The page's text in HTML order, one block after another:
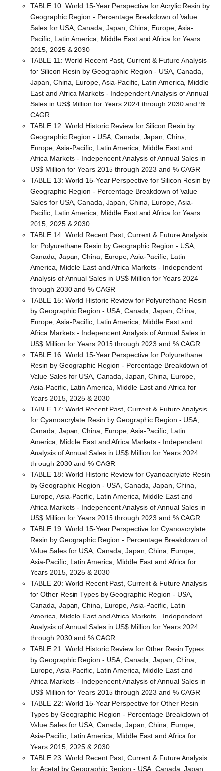
TABLE 10: World 15-Year Perspective for Acrylic Resin by
Geographic Region - Percentage Breakdown of Value
Sales for USA, Canada, Japan, China, Europe, Asia-
Pacific, Latin America, Middle East and Africa for Years
2015, 2025 & 2030
TABLE 11: World Recent Past, Current & Future Analysis
for Silicon Resin by Geographic Region - USA, Canada,
Japan, China, Europe, Asia-Pacific, Latin America, Middle
East and Africa Markets - Independent Analysis of Annual
Sales in US$ Million for Years 2024 through 2030 and %
CAGR
TABLE 12: World Historic Review for Silicon Resin by
Geographic Region - USA, Canada, Japan, China,
Europe, Asia-Pacific, Latin America, Middle East and
Africa Markets - Independent Analysis of Annual Sales in
US$ Million for Years 2015 through 2023 and % CAGR
TABLE 13: World 15-Year Perspective for Silicon Resin by
Geographic Region - Percentage Breakdown of Value
Sales for USA, Canada, Japan, China, Europe, Asia-
Pacific, Latin America, Middle East and Africa for Years
2015, 2025 & 2030
TABLE 14: World Recent Past, Current & Future Analysis
for Polyurethane Resin by Geographic Region - USA,
Canada, Japan, China, Europe, Asia-Pacific, Latin
America, Middle East and Africa Markets - Independent
Analysis of Annual Sales in US$ Million for Years 2024
through 2030 and % CAGR
TABLE 15: World Historic Review for Polyurethane Resin
by Geographic Region - USA, Canada, Japan, China,
Europe, Asia-Pacific, Latin America, Middle East and
Africa Markets - Independent Analysis of Annual Sales in
US$ Million for Years 2015 through 2023 and % CAGR
TABLE 16: World 15-Year Perspective for Polyurethane
Resin by Geographic Region - Percentage Breakdown of
Value Sales for USA, Canada, Japan, China, Europe,
Asia-Pacific, Latin America, Middle East and Africa for
Years 2015, 2025 & 2030
TABLE 17: World Recent Past, Current & Future Analysis
for Cyanoacrylate Resin by Geographic Region - USA,
Canada, Japan, China, Europe, Asia-Pacific, Latin
America, Middle East and Africa Markets - Independent
Analysis of Annual Sales in US$ Million for Years 2024
through 2030 and % CAGR
TABLE 18: World Historic Review for Cyanoacrylate Resin
by Geographic Region - USA, Canada, Japan, China,
Europe, Asia-Pacific, Latin America, Middle East and
Africa Markets - Independent Analysis of Annual Sales in
US$ Million for Years 2015 through 2023 and % CAGR
TABLE 19: World 15-Year Perspective for Cyanoacrylate
Resin by Geographic Region - Percentage Breakdown of
Value Sales for USA, Canada, Japan, China, Europe,
Asia-Pacific, Latin America, Middle East and Africa for
Years 2015, 2025 & 2030
TABLE 20: World Recent Past, Current & Future Analysis
for Other Resin Types by Geographic Region - USA,
Canada, Japan, China, Europe, Asia-Pacific, Latin
America, Middle East and Africa Markets - Independent
Analysis of Annual Sales in US$ Million for Years 2024
through 2030 and % CAGR
TABLE 21: World Historic Review for Other Resin Types
by Geographic Region - USA, Canada, Japan, China,
Europe, Asia-Pacific, Latin America, Middle East and
Africa Markets - Independent Analysis of Annual Sales in
US$ Million for Years 2015 through 2023 and % CAGR
TABLE 22: World 15-Year Perspective for Other Resin
Types by Geographic Region - Percentage Breakdown of
Value Sales for USA, Canada, Japan, China, Europe,
Asia-Pacific, Latin America, Middle East and Africa for
Years 2015, 2025 & 2030
TABLE 23: World Recent Past, Current & Future Analysis
for Acetal by Geographic Region - USA, Canada, Japan,